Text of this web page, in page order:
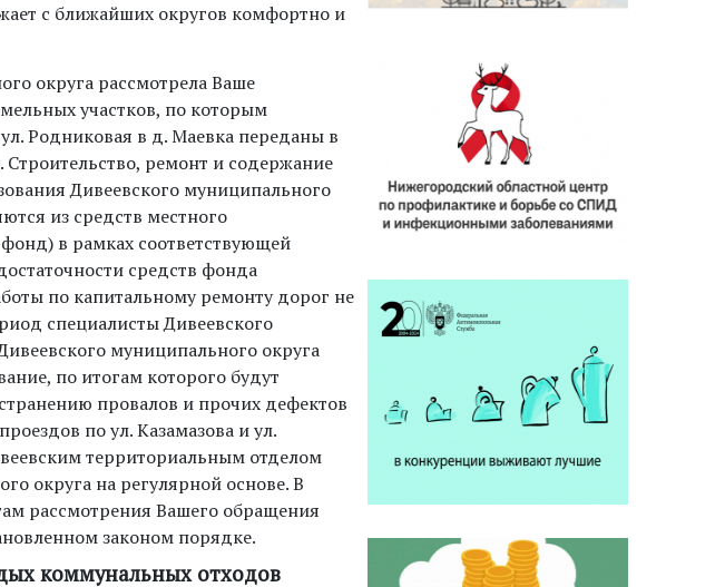
с ближайших округов комфортно и
округа рассмотрела Ваше
участков, по которым
Родниковая в д. Маевка переданы в
ремонт и содержание
Дивеевского муниципального
из средств местного
в рамках соответствующей
средств фонда
по капитальному ремонту дорог не
специалисты Дивеевского
муниципального округа
по итогам которого будут
провалов и прочих дефектов
по ул. Казамазова и ул.
территориальным отделом
округа на регулярной основе. В
рассмотрения Вашего обращения
законом порядке.
коммунальных отходов